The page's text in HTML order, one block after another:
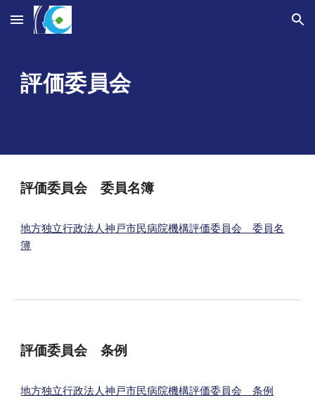
Skip to main content Skip to navigation
評価委員会
評価委員会 委員名簿
地方独立行政法人神戸市民病院機構評価委員会 委員名
簿
評価委員会 条例
地方独立行政法人神戸市民病院機構評価委員会 条例